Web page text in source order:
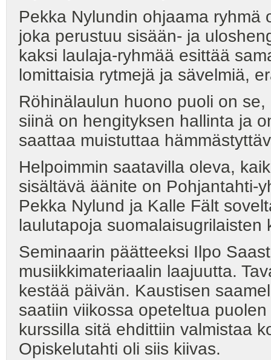
Pekka Nylundin ohjaama ryhmä
joka perustuu sisään- ja
kaksi laulaja-ryhmää esittää
lomittaisia rytmejä ja sävelmiä,
Röhinälaulun huono puoli on
siinä on hengityksen hallinta ja
saattaa muistuttaa
Helpoimmin saatavilla oleva,
sisältävä äänite on Pohjantahti-
Pekka Nylund ja Kalle Fält
laulutapoja suomalaisugrilaisten
Seminaarin päätteeksi Ilpo
musiikkimateriaalin laajuutta.
kestää päivän. Kaustisen
saatiin viikossa opeteltua
kurssilla sitä ehdittiin valmistaa
Opiskelutahti oli siis kiivas.